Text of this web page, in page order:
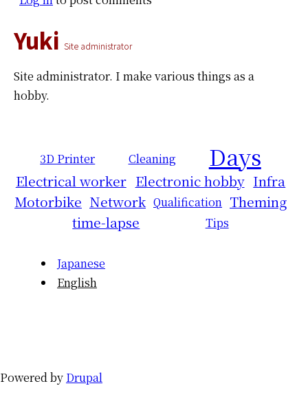
Yuki Site administrator
Site administrator. I make various things as a
hobby.
3D Printer Cleaning Days
Electrical worker Electronic hobby Infra
Motorbike Network Qualification Theming
time-lapse
Tips
Japanese
English
Powered by Drupal